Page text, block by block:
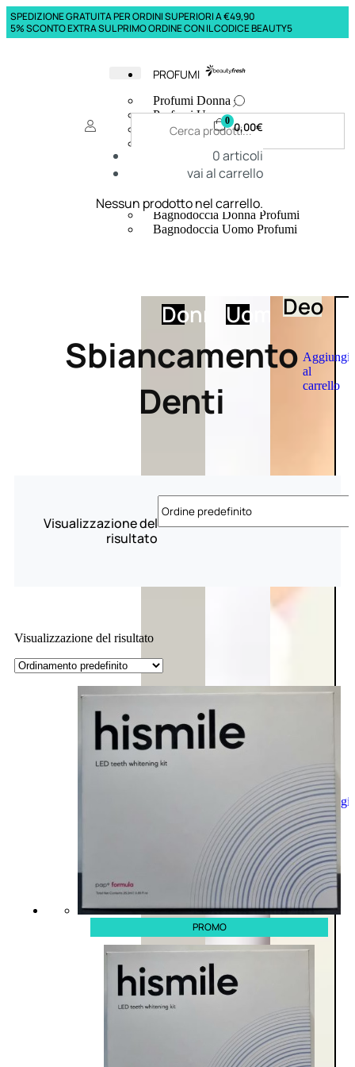
SPEDIZIONE GRATUITA PER ORDINI SUPERIORI A €49,90
5% SCONTO EXTRA SUL PRIMO ORDINE CON IL CODICE BEAUTY5
PROFUMI
Profumi Donna
Profumi Uomo
Deodoranti Donna
Corpo Donna
Corpo Uomo
Creme Mani
Bagnodoccia Donna Profumi
Bagnodoccia Uomo Profumi
DonnaUomoDeo
Aggiungi
al
carrello
Aggiungi
al
carrello
0 0,00€
0articoli
vai al carrello
Nessun prodotto nel carrello.
Sbiancamento
Denti
Visualizzazione del
risultato
Visualizzazione del risultato
PROMO